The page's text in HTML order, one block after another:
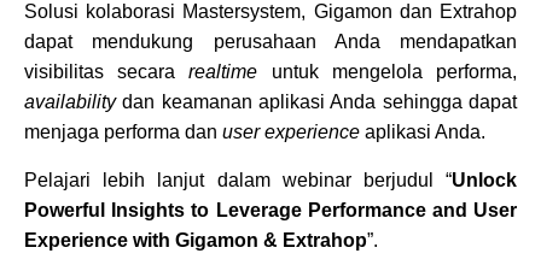
Solusi kolaborasi Mastersystem, Gigamon dan Extrahop
dapat mendukung perusahaan Anda mendapatkan
visibilitas secararealtime untuk mengelola performa,
availabilitydan keamanan aplikasi Anda sehingga dapat
menjaga performa dan user experience aplikasi Anda.
Pelajari lebih lanjut dalam webinar berjudul “Unlock
Powerful Insights to Leverage Performance and User
Experience with Gigamon & Extrahop”.